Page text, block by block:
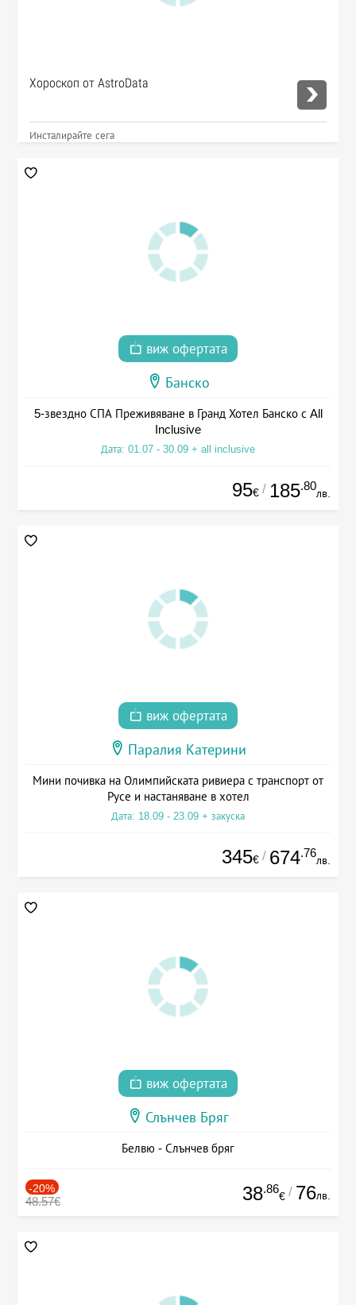
Хороскоп от AstroData
Инсталирайте сега
виж офертата
Банско
5-звездно СПА Преживяване в Гранд Хотел Банско с All
Inclusive
Дата: 01.07 - 30.09 + all inclusive
95€ / 185.80
лв.
виж офертата
Паралия Катерини
Мини почивка на Олимпийската ривиера с транспорт от
Русе и настаняване в хотел
Дата: 18.09 - 23.09 + закуска
345€ / 674.76
лв.
виж офертата
Слънчев Бряг
Белвю - Слънчев бряг
-20%
48.57€ 38.86
€ / 76лв.